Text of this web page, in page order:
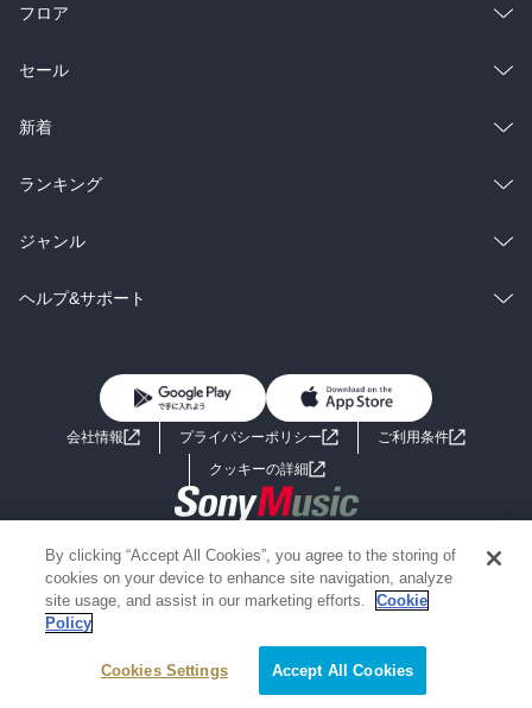
フロア
総合
ラノベ
雑誌・グラビア
BL・TL
セール
総合
ラノベ
雑誌・グラビア
BL・TL
新着
総合
ラノベ
雑誌・グラビア
ランキング
総合
ラノベ
ジャンル
コミック
ライトノベル 男子向けラノベ
小説
海外小説
ミステリー SF
歴史・時代小説
グラビア写真集
ヘルプ&サポート
よくあるご質問 お問い合わせ
会社情報 プライバシーポリシー
ご利用条件
クッキーの詳細
Copyright 2017 - 2026 Sony Music Entertainment(Japan) Inc.
Information on the site is for the Japan domestic market only
powered by
By clicking “Accept All Cookies”, you agree to the storing of
cookies on your device to enhance site navigation, analyze
site usage, and assist in our marketing efforts.
Cookie
Policy
Cookies Settings Accept All Cookies